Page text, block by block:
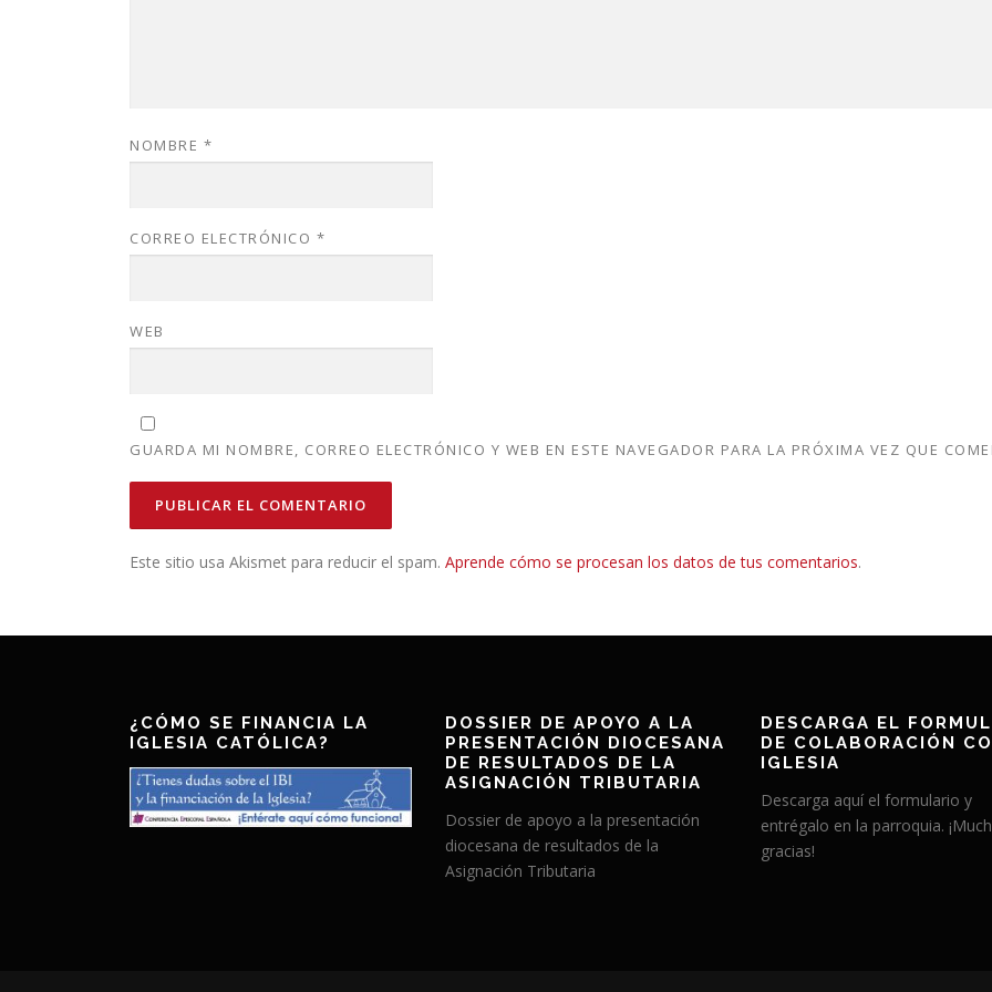
NOMBRE *
CORREO ELECTRÓNICO *
WEB
GUARDA MI NOMBRE, CORREO ELECTRÓNICO Y WEB EN ESTE NAVEGADOR PARA LA PRÓXIMA VEZ QUE
Este sitio usa Akismet para reducir el spam. Aprende cómo se procesan los datos de tus comentarios.
¿CÓMO SE FINANCIA LA
IGLESIA CATÓLICA?
DOSSIER DE APOYO A LA
PRESENTACIÓN DIOCESANA
DE RESULTADOS DE LA
ASIGNACIÓN TRIBUTARIA
Dossier de apoyo a la presentación
diocesana de resultados de la
Asignación Tributaria
DESCARGA EL
DE COLABORACIÓN
IGLESIA
Descarga aquí el formulario y
entrégalo en la parroquia.
gracias!